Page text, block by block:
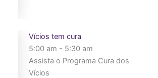
Vícios tem cura
5:00 am - 5:30 am
Assista o Programa Cura dos
Vícios